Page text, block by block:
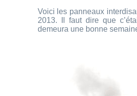
Voici les panneaux
2013. Il faut dire que
demeura une bonne